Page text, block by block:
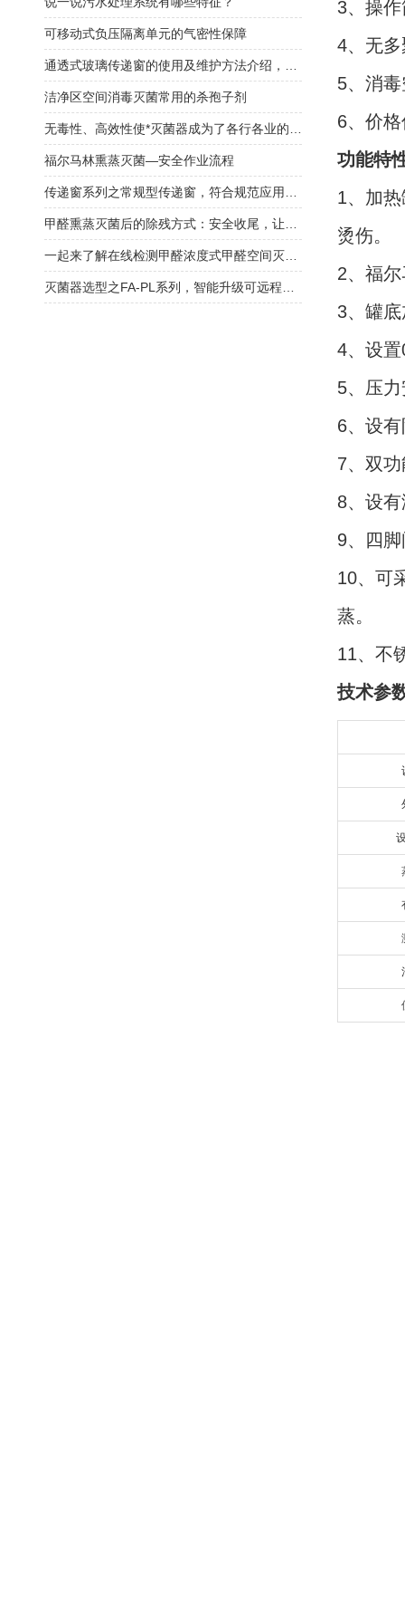
3、操
4、无
5、消
6、价
功能特
1、加
烫伤。
2、福
3、罐
4、设
5、压
6、设
7、双
8、设
9、四
10、可
蒸。
11、不
技术参
可移动式负压隔离单元的气密性保障
洁净区空间消毒灭菌常用的杀孢子剂
福尔马林熏蒸灭菌—安全作业流程